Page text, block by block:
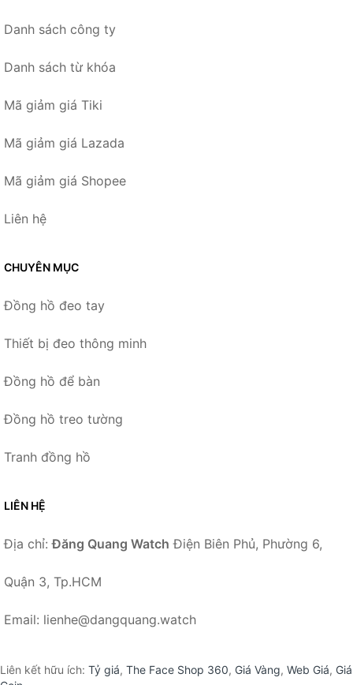
Danh sách công ty
Danh sách từ khóa
Mã giảm giá Tiki
Mã giảm giá Lazada
Mã giảm giá Shopee
Liên hệ
CHUYÊN MỤC
Đồng hồ đeo tay
Thiết bị đeo thông minh
Đồng hồ để bàn
Đồng hồ treo tường
Tranh đồng hồ
LIÊN HỆ
Địa chỉ:Đăng Quang Watch Điện Biên Phủ, Phường 6,
Quận 3, Tp.HCM
Email: lienhe@dangquang.watch
Liên kết hữu ích: Tỷ giá, The Face Shop 360, Giá Vàng, Web Giá, Giá